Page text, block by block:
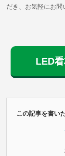
だき、お気軽にお問
LED
この記事を書い